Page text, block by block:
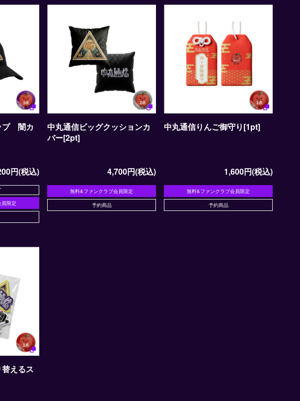
プ 闇カ
円(税込)
限定
中丸通信ビッグクッションカ
バー[2pt]
4,700円(税込)
無料&ファンクラブ会員限定
予約商品
中丸通信りんご御守り[1pt]
1,600円(税込)
無料&ファンクラブ会員限定
予約商品
えるス